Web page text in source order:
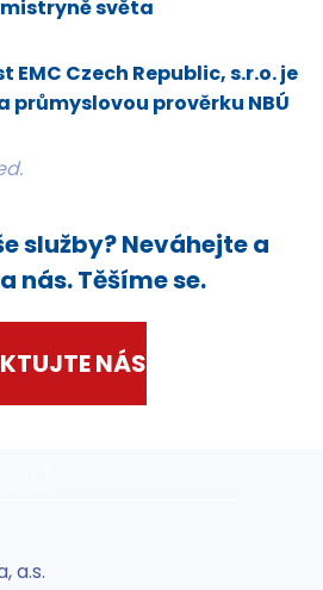
mistryně světa
EMC Czech Republic, s.r.o. je
průmyslovou prověrku NBÚ
služby? Neváhejte a
nás. Těšíme se.
NÁS
a.s.